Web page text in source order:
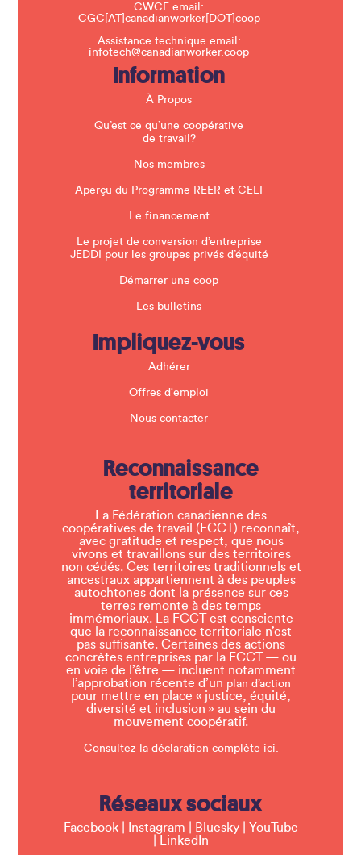
CWCF email:
CGC[AT]canadianworker[DOT]coop
Assistance technique email:
infotech@canadianworker.coop
Information
À Propos
Qu’est ce qu’une coopérative
de travail?
Nos membres
Aperçu du Programme REER et CELI
Le financement
Le projet de conversion d’entreprise
JEDDI pour les groupes privés d’équité
Démarrer une coop
Les bulletins
Impliquez-vous
Adhérer
Offres d'emploi
Nous contacter
Reconnaissance
territoriale
La Fédération canadienne des
coopératives de travail (FCCT) reconnaît,
avec gratitude et respect, que nous
vivons et travaillons sur des territoires
non cédés. Ces territoires traditionnels et
ancestraux appartiennent à des peuples
autochtones dont la présence sur ces
terres remonte à des temps
immémoriaux. La FCCT est consciente
que la reconnaissance territoriale n’est
pas suffisante. Certaines des actions
concrètes entreprises par la FCCT — ou
en voie de l’être — incluent notamment
l’approbation récente d’un plan d’action
pour mettre en place « justice, équité,
diversité et inclusion » au sein du
mouvement coopératif.
Consultez la déclaration complète ici.
Réseaux sociaux
Facebook| Instagram Bluesky| YouTube
LinkedIn